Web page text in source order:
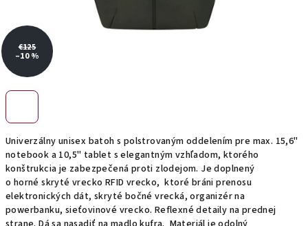
Univerzálny unisex batoh s polstrovaným oddelením pre max. 15,6"
notebook a 10,5" tablet s elegantným vzhľadom, ktorého
konštrukcia je zabezpečená proti zlodejom. Je doplnený
o horné skryté vrecko RFID vrecko, ktoré bráni prenosu
elektronických dát, skryté bočné vrecká, organizér na
powerbanku, sieťovinové vrecko. Reflexné detaily na prednej
€125
–10 %